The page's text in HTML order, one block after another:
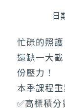
日
忙碌的照
還缺一大
份壓力！
本季課程重
✅高標積